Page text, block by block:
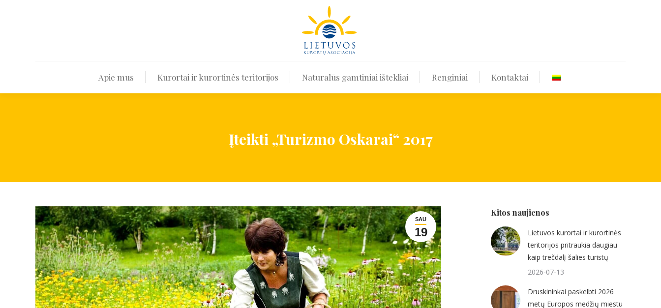
Apie mus Kurortai ir kurortinės teritorijos Naturalūs gamtiniai ištekliai Renginiai Kontaktai
Įteikti „Turizmo Oskarai“ 2017
SAU
19
Kitos naujienos
Lietuvos kurortai ir kurortinės
teritorijos pritraukia daugiau
kaip trečdalį šalies turistų
2026-07-13
Druskininkai paskelbti 2026
metų Europos medžių miestu
Kurortai ir kurortinės teritorijos